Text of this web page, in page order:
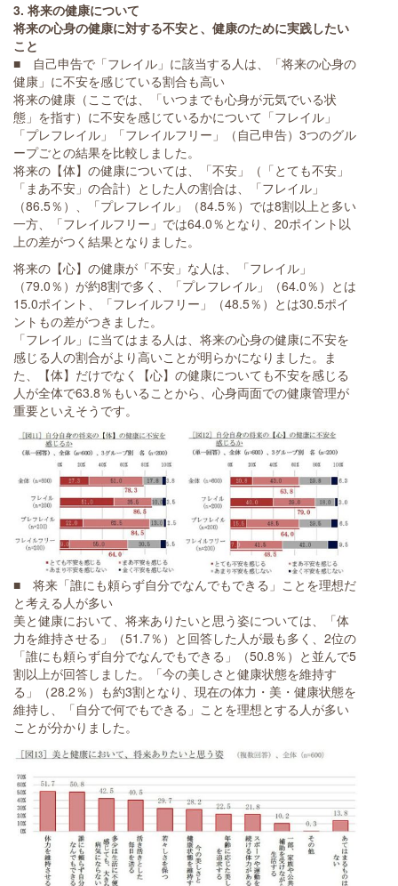
3. 将来の健康について
将来の心身の健康に対する不安と、健康のために実践したい
こと
■ 自己申告で「フレイル」に該当する人は、「将来の心身の
健康」に不安を感じている割合も高い
将来の健康（ここでは、「いつまでも心身が元気でいる状
態」を指す）に不安を感じているかについて「フレイル」
「プレフレイル」「フレイルフリー」（自己申告）3つのグル
ープごとの結果を比較しました。
将来の【体】の健康については、「不安」（「とても不安」
「まあ不安」の合計）とした人の割合は、「フレイル」
（86.5％）、「プレフレイル」（84.5％）では8割以上と多い
一方、「フレイルフリー」では64.0％となり、20ポイント以
上の差がつく結果となりました。
将来の【心】の健康が「不安」な人は、「フレイル」
（79.0％）が約8割で多く、「プレフレイル」（64.0％）とは
15.0ポイント、「フレイルフリー」（48.5％）とは30.5ポイ
ントもの差がつきました。
「フレイル」に当てはまる人は、将来の心身の健康に不安を
感じる人の割合がより高いことが明らかになりました。ま
た、【体】だけでなく【心】の健康についても不安を感じる
人が全体で63.8％もいることから、心身両面での健康管理が
重要といえそうです。
■ 将来「誰にも頼らず自分でなんでもできる」ことを理想だ
と考える人が多い
美と健康において、将来ありたいと思う姿については、「体
力を維持させる」（51.7％）と回答した人が最も多く、2位の
「誰にも頼らず自分でなんでもできる」（50.8％）と並んで5
割以上が回答しました。「今の美しさと健康状態を維持す
る」（28.2％）も約3割となり、現在の体力・美・健康状態を
維持し、「自分で何でもできる」ことを理想とする人が多い
ことが分かりました。